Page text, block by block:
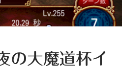
の大魔道杯イ